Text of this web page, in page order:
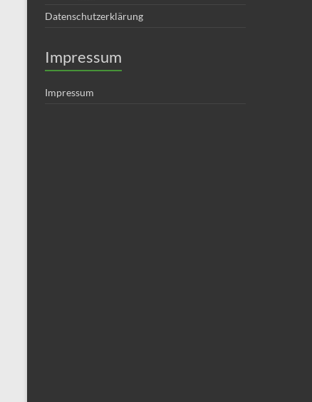
Datenschutzerklärung
Impressum
Impressum